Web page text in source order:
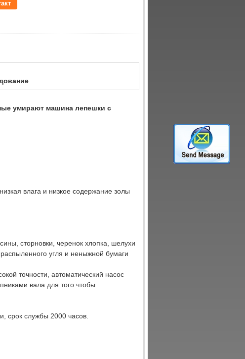
умирают машина лепешки с
влага и низкое содержание золы
сторновки, черенок хлопка, шелухи
угля и неныжной бумаги
точности, автоматический насос
вала для того чтобы
срок службы 2000 часов.